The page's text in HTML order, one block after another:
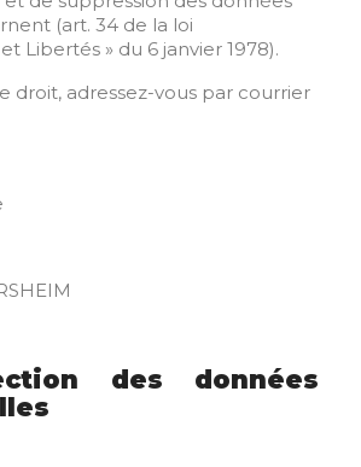
(art. 34 de la loi
Libertés » du 6 janvier 1978).
droit, adressez-vous par courrier
des données